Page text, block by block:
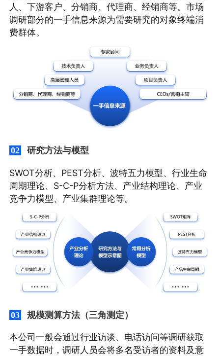
人、下游客户、分销商、代理商、经销商等。市场
调研部分的一手信息来源为需要研究的对象终端消
费群体。
02 研究方法与模型
SWOT分析、PEST分析、波特五力模型、行业生命
周期理论、S-C-P分析方法、产业结构理论、产业
竞争力模型、产业集群理论等。
03 规模测算方法（三角测定）
本公司一般会通过行业访谈、电话访问等调研获取
一手数据时，调研人员会将多名受访者的资料及意